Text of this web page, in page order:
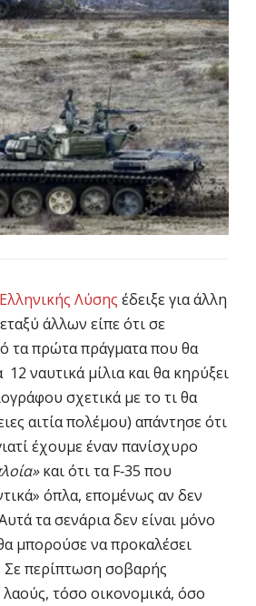
Λύσης έδειξε για άλλη
άλλων είπε ότι σε
τα πρώτα πράγματα που θα
ναυτικά μίλια και θα κηρύξει
σχετικά με το τι θα
αιτία πολέμου) απάντησε ότι
έχουμε έναν πανίσχυρο
και ότι τα F‑35 που
όπλα, επομένως αν δεν
τα σενάρια δεν είναι μόνο
μπορούσε να προκαλέσει
Σε περίπτωση σοβαρής
τόσο οικονομικά, όσο